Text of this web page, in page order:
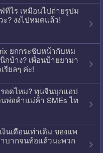
ทีไร เหมือนไปถ่ายรูปม
? งงไปหมดแล้ว!
ยกกระชับหน้ากับหม
กบ้าง? เพื่อนป้ายยามา
รียลๆ ค่ะ!
อดไหม? ทุนจีนบุกแอป
พ่อค้าแม่ค้า SMEs ไท
นเดือนเท่าเดิม ของแพ
บากจนท้อแล้วนะพวก